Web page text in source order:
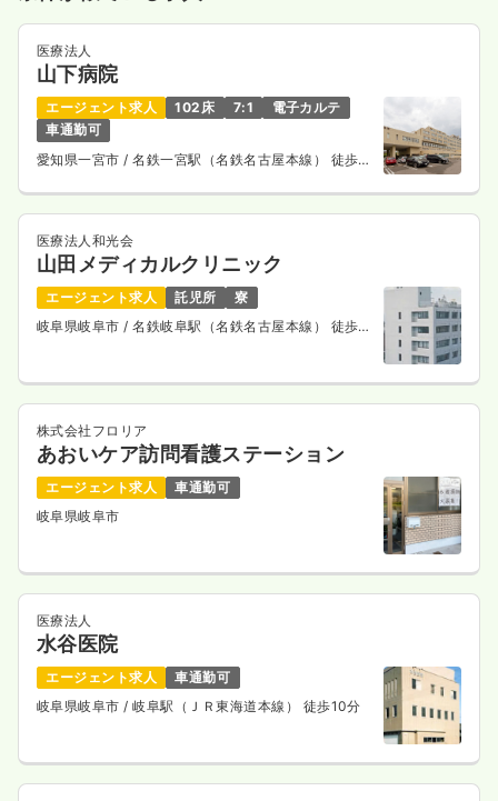
医療法人
山下病院
エージェント求人 102床 7:1
電子カルテ
車通勤可
愛知県一宮市 / 名鉄一宮駅（名鉄名古屋本線） 徒歩
医療法人和光会
山田メディカルクリニック
エージェント求人 託児所
寮
岐阜県岐阜市/ 名鉄岐阜駅（名鉄名古屋本線） 徒歩6
株式会社フロリア
あおいケア訪問看護ステーション
エージェント求人
車通勤可
岐阜県岐阜市
医療法人
水谷医院
エージェント求人
車通勤可
岐阜県岐阜市/ 岐阜駅（ＪＲ東海道本線） 徒歩10分